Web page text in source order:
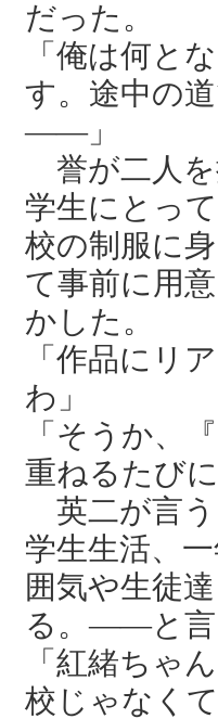
だった。
「俺は何と
す。途中の
——」
誉が二人を
学生にとっ
校の制服に
て事前に用
かした。
「作品にリ
わ」
「そうか、
重ねるたび
英二が言う
学生生活、
囲気や生徒
る。——と言
「紅緒ちゃ
校じゃなく